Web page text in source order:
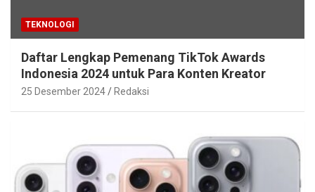
TEKNOLOGI
Daftar Lengkap Pemenang TikTok Awards
Indonesia 2024 untuk Para Konten Kreator
25 Desember 2024 Redaksi